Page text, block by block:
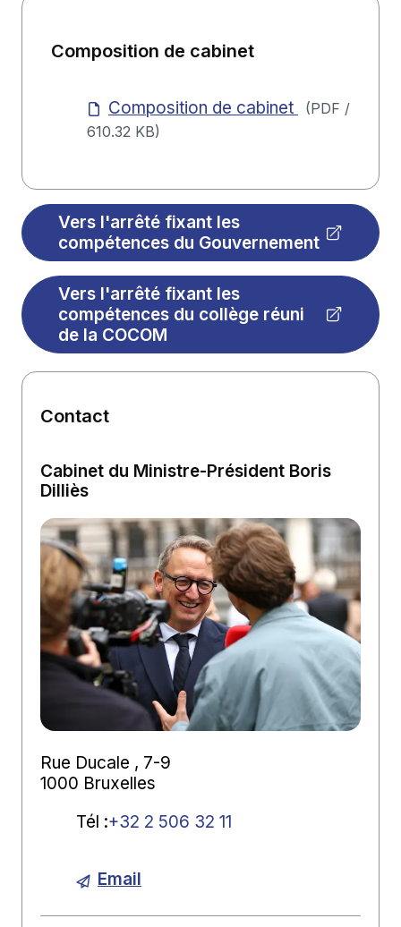
Composition de cabinet
Composition de cabinet (PDF /
610.32 KB)
Vers l'arrêté fixant les
compétences du Gouvernement
Vers l'arrêté fixant les
compétences du collège réuni
de la COCOM
Contact
Cabinet du Ministre-Président Boris
Dilliès
Rue Ducale , 7-9
1000 Bruxelles
Tél :+32 2 506 32 11
Email